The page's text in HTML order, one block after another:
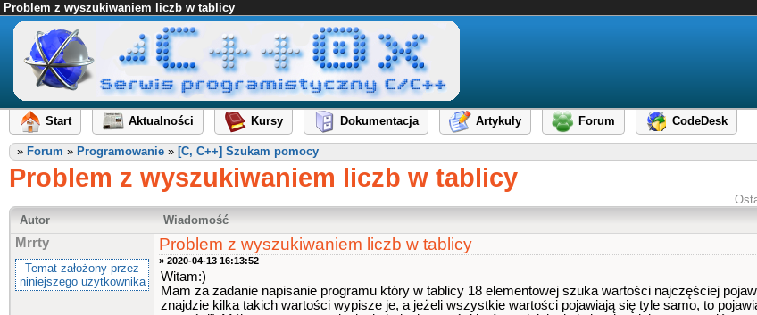
Problem z wyszukiwaniem liczb w tablicy
Start Aktualności Kursy Dokumentacja Artykuły Forum
CodeDesk
» Forum » Programowanie » [C, C++] Szukam pomocy
Problem z wyszukiwaniem liczb w tablicy
Autor
Wiadomość
Mrrty
Temat założony przez
niniejszego użytkownika
Problem z wyszukiwaniem liczb w tablicy
» 2020-04-13 16:13:52
Witam:)
Mam za zadanie napisanie programu który w tablicy 18 elementowej szuka wartości najczęściej
znajdzie kilka takich wartości wypisze je, a jeżeli wszystkie wartości pojawiają się tyle samo, to